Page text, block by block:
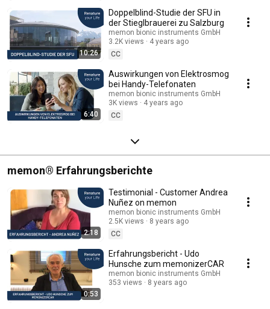
10:26
Doppelblind-Studie der SFU in
der Stieglbrauerei zu Salzburg
memon bionic instruments GmbH
3.2K views
4 years ago
CC
6:40
Auswirkungen von Elektrosmog
bei Handy-Telefonaten
memon bionic instruments GmbH
3K views
4 years ago
CC
memon® Erfahrungsberichte
2:18
Testimonial - Customer Andrea
Nuñez on memon
memon bionic instruments GmbH
2.5K views
8 years ago
CC
0:53
Erfahrungsbericht - Udo
Hunsche zum memonizerCAR
memon bionic instruments GmbH
353 views
8 years ago